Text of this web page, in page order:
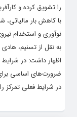
را تشویق کرده و
با کاهش بار
نوآوری و استخدام
به نقل از تسنیم،
اظهار داشت: در
ضرورت‌های اساسی
در شرایط فعلی تمرکز